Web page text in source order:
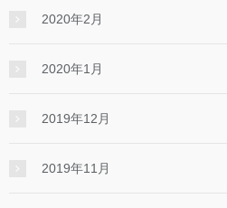
2020年2月
2020年1月
2019年12月
2019年11月